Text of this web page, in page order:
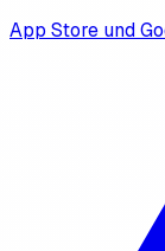
App Store und